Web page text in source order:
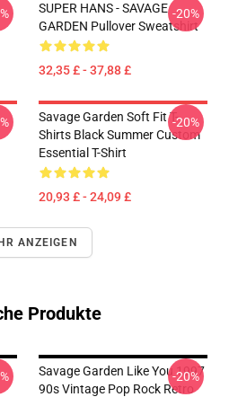
SUPER HANS - SAVAGE
GARDEN Pullover Sweatshirt
32,35 £ - 37,88 £
-20%
Savage Garden Soft Fit T-
Shirts Black Summer Custom
Essential T-Shirt
20,93 £ - 24,09 £
-20%
ANZEIGEN
Produkte
Savage Garden Like You 1997
90s Vintage Pop Rock Retro
-20%